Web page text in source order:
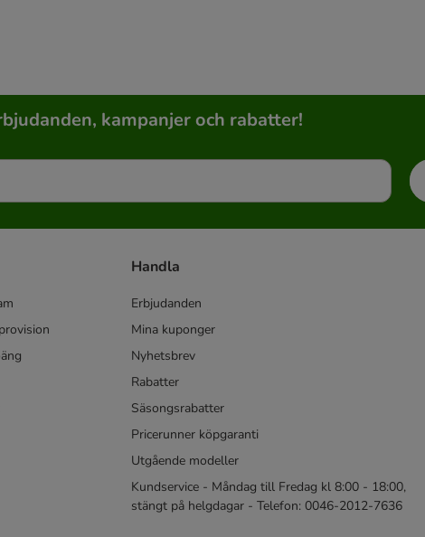
kampanjer och rabatter!
Handla
Erbjudanden
Mina kuponger
Nyhetsbrev
Rabatter
Säsongsrabatter
Pricerunner köpgaranti
Utgående modeller
Kundservice - Måndag till Fredag kl 8:00 - 18:00,
stängt på helgdagar - Telefon: 0046-2012-7636